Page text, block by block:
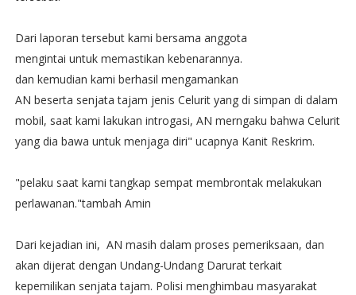
Dari laporan tersebut kami bersama anggota
mengintai untuk memastikan kebenarannya.
dan kemudian kami berhasil mengamankan
AN beserta senjata tajam jenis Celurit yang di simpan di dalam
mobil, saat kami lakukan introgasi, AN merngaku bahwa Celurit
yang dia bawa untuk menjaga diri" ucapnya Kanit Reskrim.
"pelaku saat kami tangkap sempat membrontak melakukan
perlawanan."tambah Amin
Dari kejadian ini, AN masih dalam proses pemeriksaan, dan
akan dijerat dengan Undang-Undang Darurat terkait
kepemilikan senjata tajam. Polisi menghimbau masyarakat